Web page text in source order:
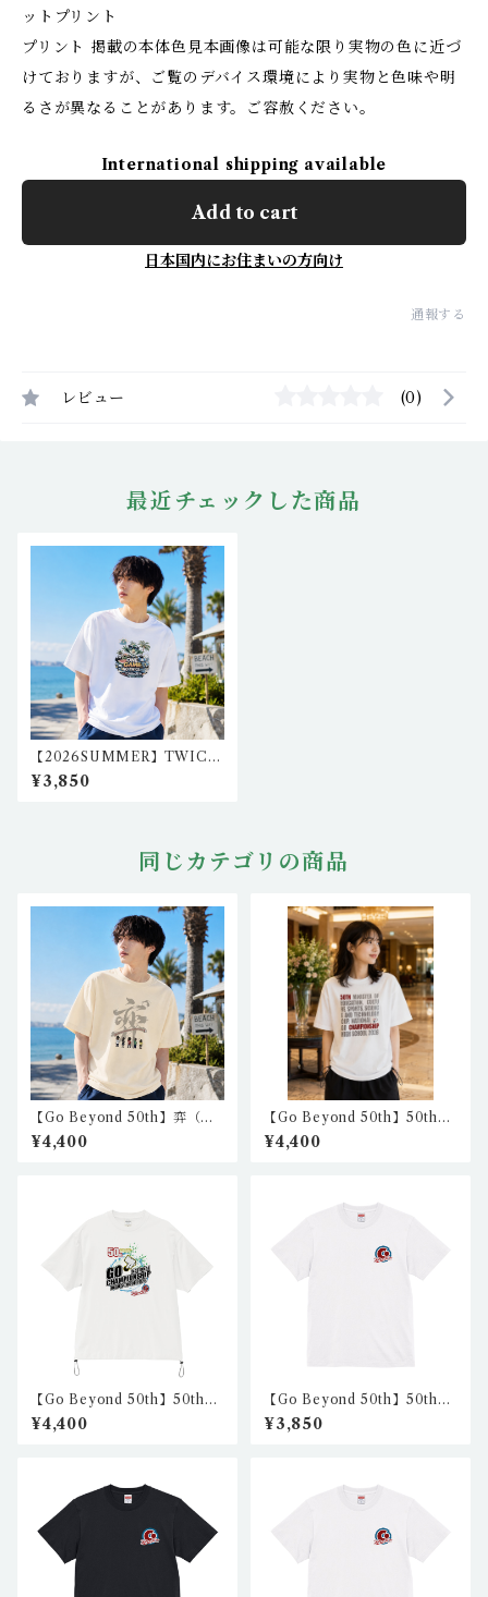
ットプリント
プリント 掲載の本体色見本画像は可能な限り実物の色に近づ
けておりますが、ご覧のデバイス環境により実物と色味や明
るさが異なることがあります。ご容赦ください。
International shipping available
Add to cart
日本国内にお住まいの方向け
通報する
レビュー (0)
最近チェックした商品
【2026SUMMER】TWICE
クロウ1リラックスフィットT
シャツ igo-LFT-i_01
¥3,850
同じカテゴリの商品
【Go Beyond 50th】弈（え
き）リラックスフィットシャ
ツ（アイボリー）
¥4,400
【Go Beyond 50th】50th
リラックスフィットシャツ4
（ホワイト） nkc-rft-02
¥4,400
【Go Beyond 50th】50th
リラックスフィットシャツ1
（ホワイト） nkc-rft-01
¥4,400
【Go Beyond 50th】50th
ハイクオリティTシャツ1（ホ
ワイト） nkc-ht-03
¥3,850